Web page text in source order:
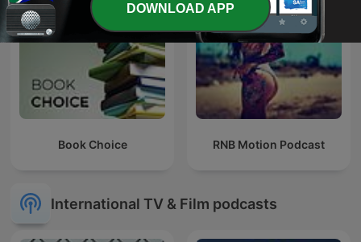
Book Choice RNB Motion Podcast
International TV & Film podcasts
DOWNLOAD APP